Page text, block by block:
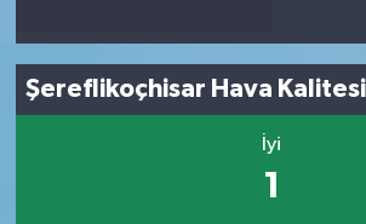
Şereflikoçhisar Hava Kalitesi
İyi
1